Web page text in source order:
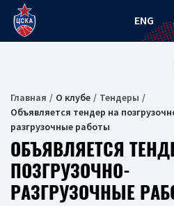
ENG
Главная О клубе
Тендеры
Объявляется тендер на
разгрузочные работы
ОБЪЯВЛЯЕТСЯ
ПОЗГРУЗОЧНО-
РАЗГРУЗОЧНЫЕ